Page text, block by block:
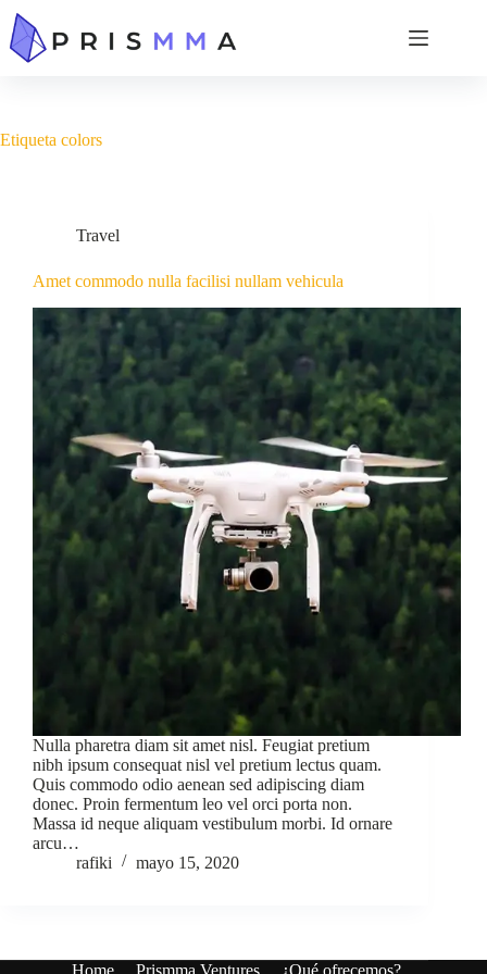
Etiqueta colors
Travel
Amet commodo nulla facilisi nullam vehicula
Nulla pharetra diam sit amet nisl. Feugiat pretium
nibh ipsum consequat nisl vel pretium lectus quam.
Quis commodo odio aenean sed adipiscing diam
donec. Proin fermentum leo vel orci porta non.
Massa id neque aliquam vestibulum morbi. Id ornare
arcu…
rafiki
mayo 15, 2020
Home Prismma Ventures ¿Qué ofrecemos?